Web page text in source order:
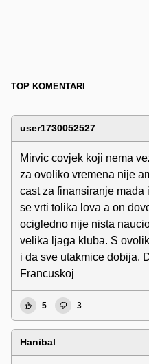
TOP KOMENTARI
user1730052527
Mirvic covjek koji nema
za ovoliko vremena nije
cast za finansiranje mada
se vrti tolika lova a on
ocigledno nije nista
velika ljaga kluba. S
i da sve utakmice dobija.
Francuskoj
5 3
Hanibal